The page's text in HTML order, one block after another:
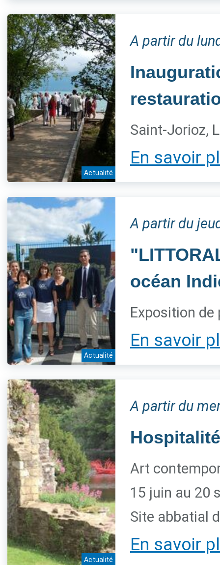
Actualité
A partir du
Saint-Jorioz,
En savoir
Actualité
A partir du
océan
Exposition de
En savoir
Actualité
A partir du
Art
15 juin au 20
Site abbatial
En savoir